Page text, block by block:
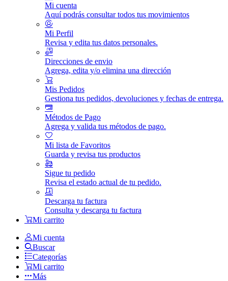
Mi cuenta
Aquí podrás consultar todos tus movimientos
Mi Perfil
Revisa y edita tus datos personales.
Direcciones de envio
Agrega, edita y/o elimina una dirección
Mis Pedidos
Gestiona tus pedidos, devoluciones y fechas de entrega.
Métodos de Pago
Agrega y valida tus métodos de pago.
Mi lista de Favoritos
Guarda y revisa tus productos
Sigue tu pedido
Revisa el estado actual de tu pedido.
Descarga tu factura
Consulta y descarga tu factura
Mi carrito
Mi cuenta
Buscar
Categorías
Mi carrito
Más